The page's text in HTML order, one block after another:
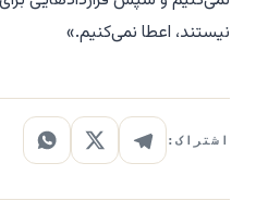
نیستند، اعطا نمی‌کنیم.»
اشتراک: